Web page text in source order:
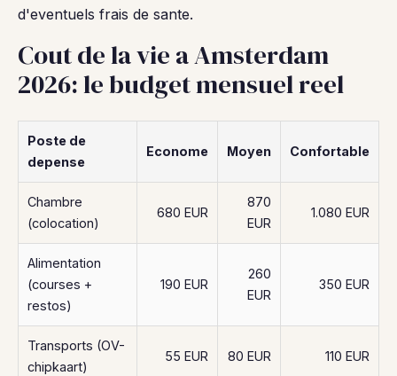
d'eventuels frais de sante.
Cout de la vie a Amsterdam
2026: le budget mensuel reel
Poste de
depense
Econome Moyen Confortable
Chambre
(colocation)
680 EUR
870
EUR
1.080 EUR
Alimentation
(courses +
restos)
190 EUR
260
EUR
350 EUR
Transports (OV-
chipkaart)
55 EUR 80 EUR 110 EUR